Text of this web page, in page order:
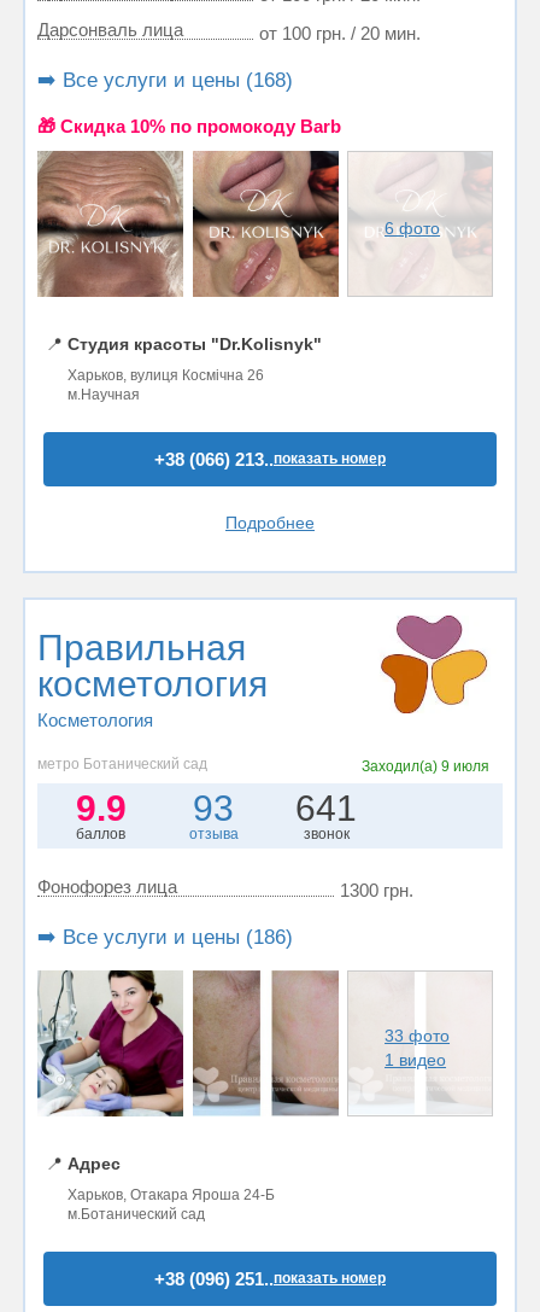
Дарсонваль лица
от 100 грн. / 20 мин.
➡️ Все услуги и цены (168)
🎁 Cкидка 10% по промокоду Barb
6 фото
📍 Студия красоты "Dr.Kolisnyk"
Харьков, вулиця Космічна 26
м.Научная
+38 (066) 213..показать номер
Подробнее
Правильная
косметология
Косметология
метро Ботанический сад Заходил(а) 9 июля
9.9
баллов
93
отзыва
641
звонок
Фонофорез лица 1300 грн.
➡️ Все услуги и цены (186)
33 фото
1 видео
📍 Адрес
Харьков, Отакара Яроша 24-Б
м.Ботанический сад
+38 (096) 251..показать номер